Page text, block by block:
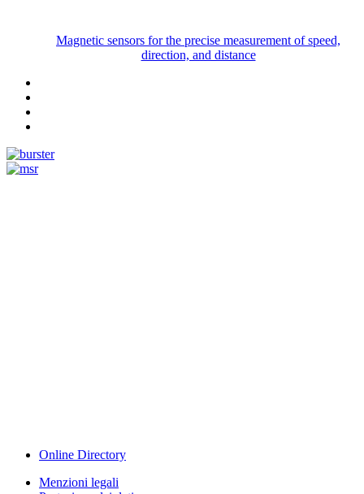
Magnetic sensors for the precise measurement of speed,
direction, and distance
Online Directory
Menzioni legali